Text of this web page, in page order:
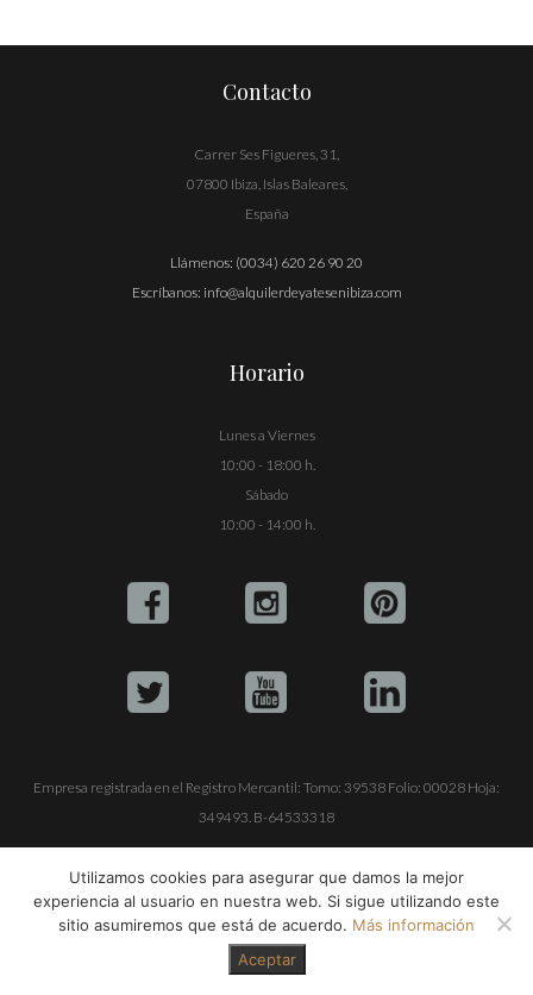
Contacto
Carrer Ses Figueres, 31,
07800 Ibiza, Islas Baleares,
España
Llámenos: (0034) 620 26 90 20
Escríbanos: info@alquilerdeyatesenibiza.com
Horario
Lunes a Viernes
10:00 - 18:00 h.
Sábado
10:00 - 14:00 h.
Empresa registrada en el Registro Mercantil: Tomo: 39538 Folio: 00028 Hoja:
349493. B-64533318
ALQUILER DE YATES EN IBIZA S.L.
Utilizamos cookies para asegurar que damos la mejor
experiencia al usuario en nuestra web. Si sigue utilizando este
sitio asumiremos que está de acuerdo. Más información
Aceptar